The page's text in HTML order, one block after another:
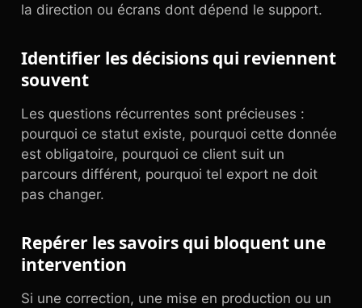
la direction ou écrans dont dépend le support.
Identifier les décisions qui reviennent
souvent
Les questions récurrentes sont précieuses :
pourquoi ce statut existe, pourquoi cette donnée
est obligatoire, pourquoi ce client suit un
parcours différent, pourquoi tel export ne doit
pas changer.
Repérer les savoirs qui bloquent une
intervention
Si une correction, une mise en production ou un